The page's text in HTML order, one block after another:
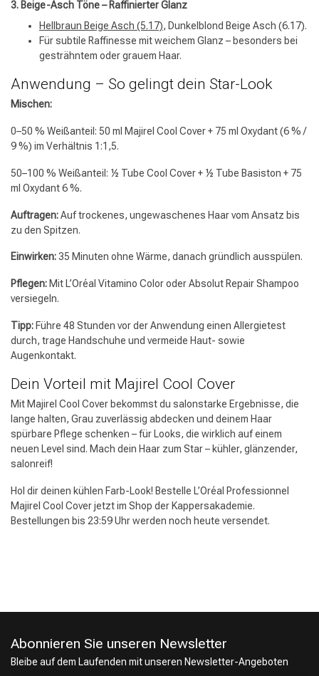
Friseurwahl
3. Beige-Asch Töne – Raffinierter Glanz
Hellbraun Beige Asch (5.17), Dunkelblond Beige Asch (6.17).
Für subtile Raffinesse mit weichem Glanz – besonders bei
gesträhntem oder grauem Haar.
Anwendung – So gelingt dein Star-Look
Mischen:
0–50 % Weißanteil: 50 ml Majirel Cool Cover + 75 ml Oxydant (6 % /
9 %) im Verhältnis 1:1,5.
50–100 % Weißanteil: ½ Tube Cool Cover + ½ Tube Basiston + 75
ml Oxydant 6 %.
Auftragen:Auf trockenes, ungewaschenes Haar vom Ansatz bis
zu den Spitzen.
Einwirken:35 Minuten ohne Wärme, danach gründlich ausspülen.
Pflegen: Mit L’Oréal Vitamino Color oder Absolut Repair Shampoo
versiegeln.
Tipp: Führe 48 Stunden vor der Anwendung einen Allergietest
durch, trage Handschuhe und vermeide Haut- sowie
Augenkontakt.
Dein Vorteil mit Majirel Cool Cover
Mit Majirel Cool Cover bekommst du salonstarke Ergebnisse, die
lange halten, Grau zuverlässig abdecken und deinem Haar
spürbare Pflege schenken – für Looks, die wirklich auf einem
neuen Level sind. Mach dein Haar zum Star – kühler, glänzender,
salonreif!
Hol dir deinen kühlen Farb-Look! Bestelle L’Oréal Professionnel
Majirel Cool Cover jetzt im Shop der Kappersakademie.
Bestellungen bis 23:59 Uhr werden noch heute versendet.
Abonnieren Sie unseren Newsletter
Bleibe auf dem Laufenden mit unseren Newsletter-Angeboten